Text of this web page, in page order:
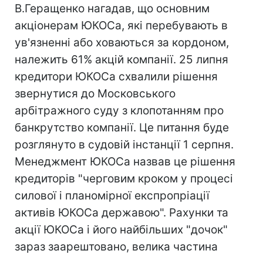
В.Геращенко нагадав, що основним
акціонерам ЮКОСа, які перебувають в
ув'язненні або ховаються за кордоном,
належить 61% акцій компанії. 25 липня
кредитори ЮКОСа схвалили рішення
звернутися до Московського
арбітражного суду з клопотанням про
банкрутство компанії. Це питання буде
розглянуто в судовій інстанції 1 серпня.
Менеджмент ЮКОСа назвав це рішення
кредиторів "черговим кроком у процесі
силової і планомірної експропріації
активів ЮКОСа державою". Рахунки та
акції ЮКОСа і його найбільших "дочок"
зараз заарештовано, велика частина